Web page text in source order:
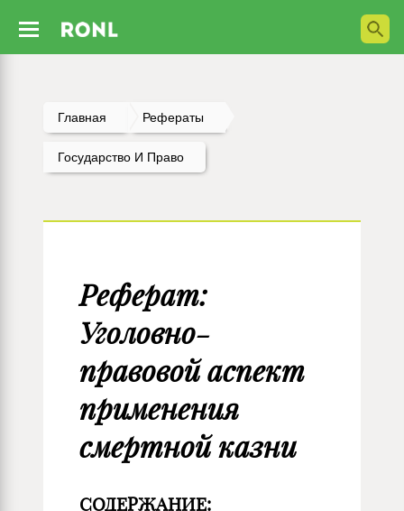
Главная Рефераты
Государство И Право
Реферат:
Уголовно-
правовой аспект
применения
смертной казни
СОДЕРЖАНИЕ: